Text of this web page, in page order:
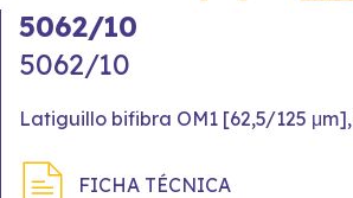
5062/10
5062/10
Latiguillo bifibra OM1 [62,5/125 μm],
FICHA TÉCNICA